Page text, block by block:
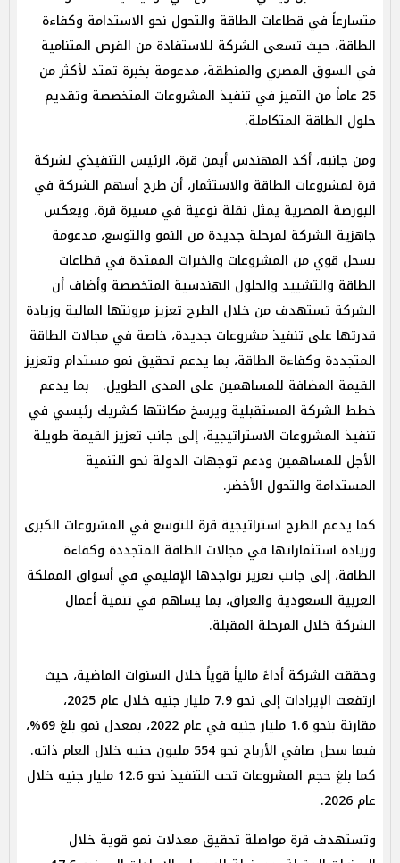
متسارعاً في قطاعات الطاقة والتحول نحو الاستدامة وكفاءة
الطاقة، حيث تسعى الشركة للاستفادة من الفرص المتنامية
في السوق المصري والمنطقة، مدعومة بخبرة تمتد لأكثر من
25 عاماً من التميز في تنفيذ المشروعات المتخصصة وتقديم
حلول الطاقة المتكاملة.
ومن جانبه، أكد المهندس أيمن قرة، الرئيس التنفيذي لشركة
قرة لمشروعات الطاقة والاستثمار، أن طرح أسهم الشركة في
البورصة المصرية يمثل نقلة نوعية في مسيرة قرة، ويعكس
جاهزية الشركة لمرحلة جديدة من النمو والتوسع، مدعومة
بسجل قوي من المشروعات والخبرات الممتدة في قطاعات
الطاقة والتشييد والحلول الهندسية المتخصصة وأضاف أن
الشركة تستهدف من خلال الطرح تعزيز مرونتها المالية وزيادة
قدرتها على تنفيذ مشروعات جديدة، خاصة في مجالات الطاقة
المتجددة وكفاءة الطاقة، بما يدعم تحقيق نمو مستدام وتعزيز
القيمة المضافة للمساهمين على المدى الطويل. بما يدعم
خطط الشركة المستقبلية ويرسخ مكانتها كشريك رئيسي في
تنفيذ المشروعات الاستراتيجية، إلى جانب تعزيز القيمة طويلة
الأجل للمساهمين ودعم توجهات الدولة نحو التنمية
المستدامة والتحول الأخضر.
كما يدعم الطرح استراتيجية قرة للتوسع في المشروعات الكبرى
وزيادة استثماراتها في مجالات الطاقة المتجددة وكفاءة
الطاقة، إلى جانب تعزيز تواجدها الإقليمي في أسواق المملكة
العربية السعودية والعراق، بما يساهم في تنمية أعمال
الشركة خلال المرحلة المقبلة.
وحققت الشركة أداءً مالياً قوياً خلال السنوات الماضية، حيث
ارتفعت الإيرادات إلى نحو 7.9 مليار جنيه خلال عام 2025،
مقارنة بنحو 1.6 مليار جنيه في عام 2022، بمعدل نمو بلغ 69%،
فيما سجل صافي الأرباح نحو 554 مليون جنيه خلال العام ذاته.
كما بلغ حجم المشروعات تحت التنفيذ نحو 12.6 مليار جنيه خلال
عام 2026.
وتستهدف قرة مواصلة تحقيق معدلات نمو قوية خلال